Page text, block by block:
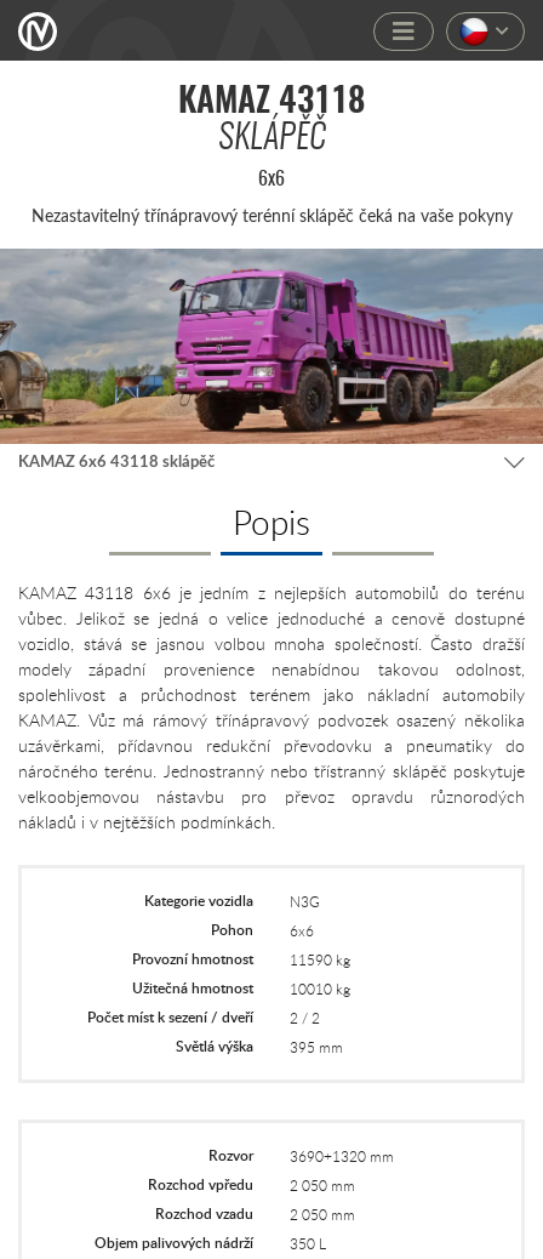
KAMAZ 43118
SKLÁPĚČ
6x6
Nezas­tavi­telný tříná­pravo­vý terén­ní sklá­pěč čeká na vaše poky­ny
KAMAZ 6x6 43118 sklápěč
Popis
Kategorie vozidla N3G
Pohon 6x6
Provozní hmotnost 11590 kg
Užitečná hmotnost 10010 kg
Počet míst k sezení / dveří 2 / 2
Světlá výška 395 mm
Rozvor 3690+1320 mm
Rozchod vpředu 2 050 mm
Rozchod vzadu 2 050 mm
Objem palivových nádrží 350 L
KAMAZ 43118 6x6 je jedním z nejlepších automobilů do terénu
vůbec. Jelikož se jedná o velice jednoduché a cenově dostupné
vozidlo, stává se jasnou volbou mnoha společností. Často dražší
modely západní provenience nenabídnou takovou odolnost,
spolehlivost a průchodnost terénem jako nákladní automobily
KAMAZ. Vůz má rámový třínápravový podvozek osazený několika
uzávěrkami, přídavnou redukční převodovku a pneumatiky do
náročného terénu. Jednostranný nebo třístranný sklápěč poskytuje
velkoobjemovou nástavbu pro převoz opravdu různorodých
nákladů i v nejtěžších podmínkách.